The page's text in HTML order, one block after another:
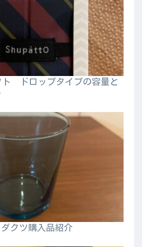
ト ドロップタイプの容量と
クツ購入品紹介